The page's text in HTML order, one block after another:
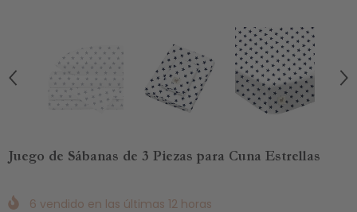
Juego de Sábanas de 3 Piezas para Cuna Estrellas
6 vendido en las últimas 12 horas